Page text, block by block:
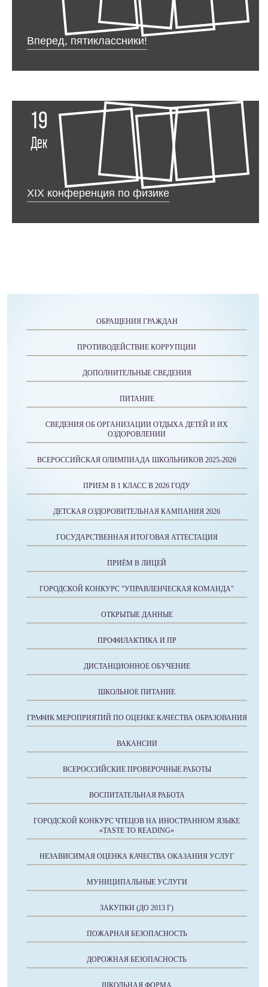
Вперед, пятиклассники!
19
Дек
XIX конференция по физике
ОБРАЩЕНИЯ ГРАЖДАН
ПРОТИВОДЕЙСТВИЕ КОРРУПЦИИ
ДОПОЛНИТЕЛЬНЫЕ СВЕДЕНИЯ
ПИТАНИЕ
СВЕДЕНИЯ ОБ ОРГАНИЗАЦИИ ОТДЫХА ДЕТЕЙ И ИХ
ОЗДОРОВЛЕНИИ
ВСЕРОССИЙСКАЯ ОЛИМПИАДА ШКОЛЬНИКОВ 2025-2026
ПРИЕМ В 1 КЛАСС В 2026 ГОДУ
ДЕТСКАЯ ОЗДОРОВИТЕЛЬНАЯ КАМПАНИЯ 2026
ГОСУДАРСТВЕННАЯ ИТОГОВАЯ АТТЕСТАЦИЯ
ПРИЁМ В ЛИЦЕЙ
ГОРОДСКОЙ КОНКУРС "УПРАВЛЕНЧЕСКАЯ КОМАНДА"
ОТКРЫТЫЕ ДАННЫЕ
ПРОФИЛАКТИКА И ПР
ДИСТАНЦИОННОЕ ОБУЧЕНИЕ
ШКОЛЬНОЕ ПИТАНИЕ
ГРАФИК МЕРОПРИЯТИЙ ПО ОЦЕНКЕ КАЧЕСТВА ОБРАЗОВАНИЯ
ВАКАНСИИ
ВСЕРОССИЙСКИЕ ПРОВЕРОЧНЫЕ РАБОТЫ
ВОСПИТАТЕЛЬНАЯ РАБОТА
ГОРОДСКОЙ КОНКУРС ЧТЕЦОВ НА ИНОСТРАННОМ ЯЗЫКЕ
«TASTE TO READING»
НЕЗАВИСИМАЯ ОЦЕНКА КАЧЕСТВА ОКАЗАНИЯ УСЛУГ
МУНИЦИПАЛЬНЫЕ УСЛУГИ
ЗАКУПКИ (ДО 2013 Г)
ПОЖАРНАЯ БЕЗОПАСНОСТЬ
ДОРОЖНАЯ БЕЗОПАСНОСТЬ
ШКОЛЬНАЯ ФОРМА